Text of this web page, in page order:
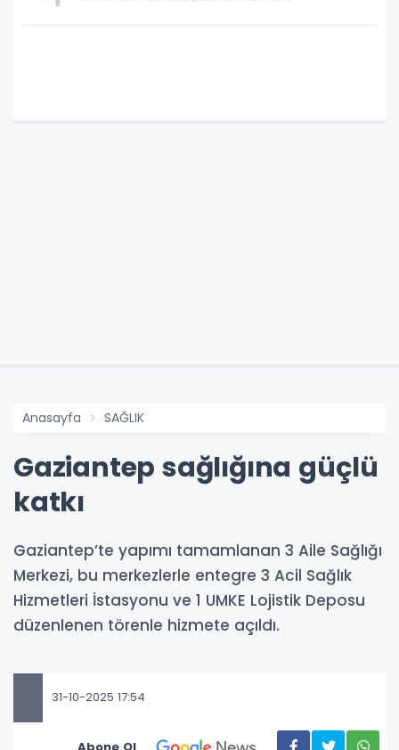
Anasayfa SAĞLIK
Gaziantep sağlığına güçlü
katkı
Gaziantep’te yapımı tamamlanan 3 Aile Sağlığı
Merkezi, bu merkezlerle entegre 3 Acil Sağlık
Hizmetleri İstasyonu ve 1 UMKE Lojistik Deposu
düzenlenen törenle hizmete açıldı.
31-10-2025 17:54
Abone Ol